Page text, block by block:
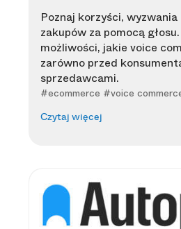
Poznaj korzyści, wyzwania
zakupów za pomocą
możliwości, jakie voice
zarówno przed
sprzedawcami.
#ecommerce #voice
Czytaj więcej